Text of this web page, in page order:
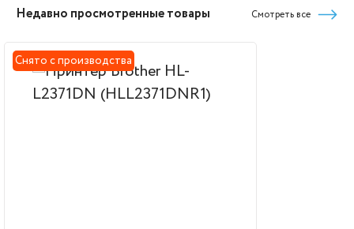
Недавно просмотренные товары Смотреть все
Снято с производства